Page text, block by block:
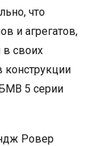
что
и агрегатов,
своих
конструкции
5 серии
Ровер